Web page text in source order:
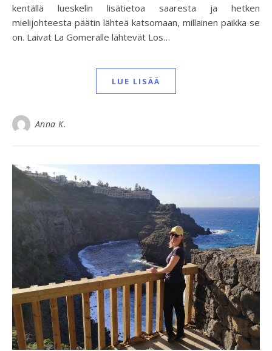
kentällä lueskelin lisätietoa saaresta ja hetken
mielijohteesta päätin lähteä katsomaan, millainen paikka se
on. Laivat La Gomeralle lähtevät Los…
LUE LISÄÄ
Anna K.